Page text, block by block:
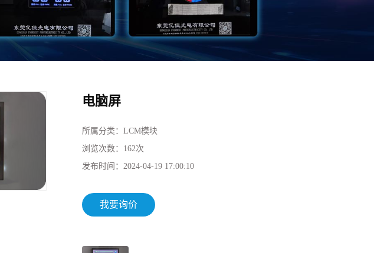
电脑屏
所属分类： LCM模块
浏览次数： 162次
发布时间： 2024-04-19 17:00:10
我要询价